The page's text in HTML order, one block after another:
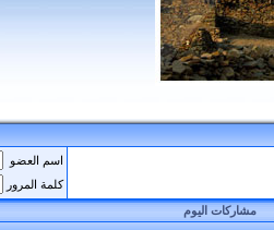
اسم العضو
كلمة المرور
مشاركات اليوم